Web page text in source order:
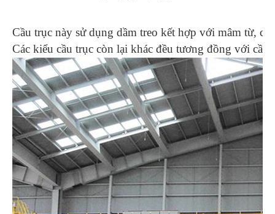
Cầu trục này sử dụng dầm treo kết hợp với mâm từ,
Các kiểu cầu trục còn lại khác đều tương đồng với cầu